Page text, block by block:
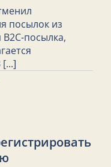
посылок из
посылка,
[...]